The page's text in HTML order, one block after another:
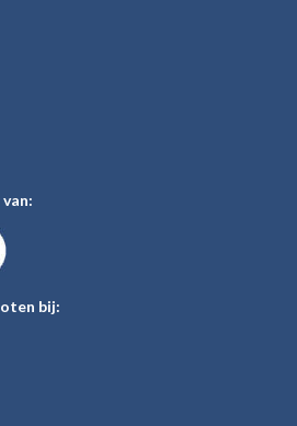
bij: